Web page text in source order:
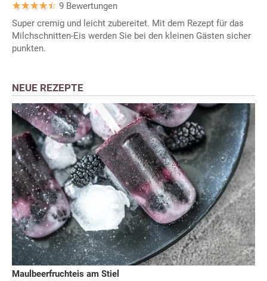
9 Bewertungen
Super cremig und leicht zubereitet. Mit dem Rezept für das
Milchschnitten-Eis werden Sie bei den kleinen Gästen sicher
punkten.
NEUE REZEPTE
Maulbeerfruchteis am Stiel